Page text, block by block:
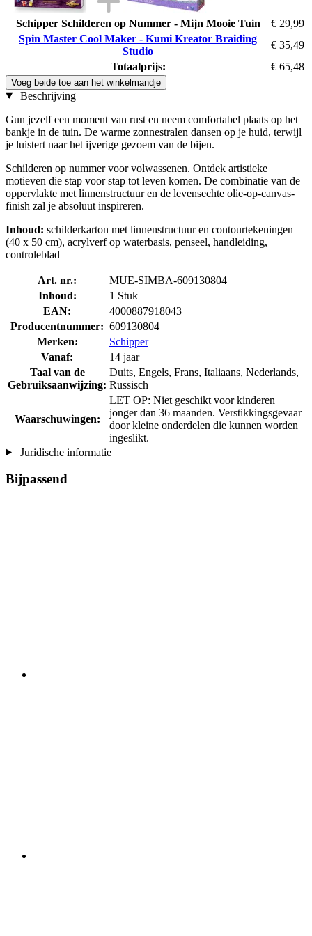
Schipper Schilderen op Nummer - Mijn Mooie Tuin
€ 29,99
Spin Master Cool Maker - Kumi Kreator Braiding
Studio
€ 35,49
Totaalprijs:
€ 65,48
Voeg beide toe aan het winkelmandje
Beschrijving
Gun jezelf een moment van rust en neem comfortabel plaats op het
bankje in de tuin. De warme zonnestralen dansen op je huid, terwijl
je luistert naar het ijverige gezoem van de bijen.
Schilderen op nummer voor volwassenen. Ontdek artistieke
motieven die stap voor stap tot leven komen. De combinatie van de
oppervlakte met linnenstructuur en de levensechte olie-op-canvas-
finish zal je absoluut inspireren.
Inhoud: schilderkarton met linnenstructuur en contourtekeningen
(40 x 50 cm), acrylverf op waterbasis, penseel, handleiding,
controleblad
Art. nr.:
MUE-SIMBA-609130804
Inhoud:
1 Stuk
EAN:
4000887918043
Producentnummer: 609130804
Merken:
Schipper
Vanaf:
14 jaar
Taal van de
Gebruiksaanwijzing:
Duits, Engels, Frans, Italiaans, Nederlands,
Russisch
Waarschuwingen:
LET OP: Niet geschikt voor kinderen
jonger dan 36 maanden. Verstikkingsgevaar
door kleine onderdelen die kunnen worden
ingeslikt.
Juridische informatie
Bijpassend